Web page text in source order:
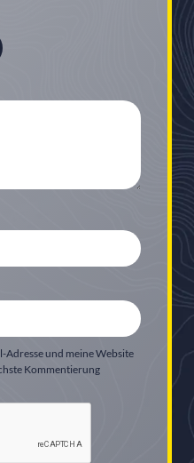
Adresse und meine Website
Kommentierung